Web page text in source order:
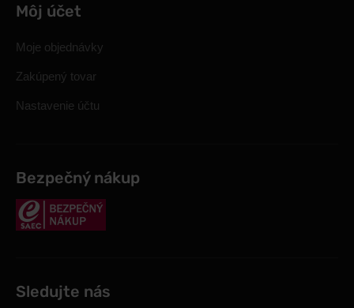
Môj účet
Moje objednávky
Zakúpený tovar
Nastavenie účtu
Bezpečný nákup
Sledujte nás